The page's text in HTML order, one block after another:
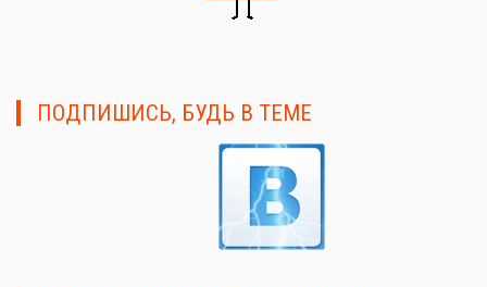
ПОДПИШИСЬ, БУДЬ В ТЕМЕ